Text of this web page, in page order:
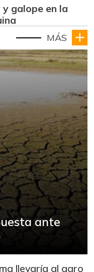
galope en la
MÁS
ante
llevaría al agro